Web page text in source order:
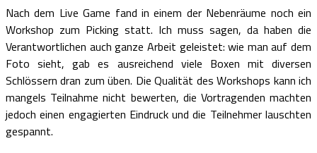
Nach dem Live Game fand in einem der Nebenräume noch ein
Workshop zum Picking statt. Ich muss sagen, da haben die
Verantwortlichen auch ganze Arbeit geleistet: wie man auf dem
Foto sieht, gab es ausreichend viele Boxen mit diversen
Schlössern dran zum üben. Die Qualität des Workshops kann ich
mangels Teilnahme nicht bewerten, die Vortragenden machten
jedoch einen engagierten Eindruck und die Teilnehmer lauschten
gespannt.